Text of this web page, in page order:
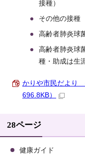
接種）
その他の接種
高齢者肺炎球
高齢者肺炎球
種・助成は生
かりや市民だより
696.8KB）
28ページ
健康ガイド